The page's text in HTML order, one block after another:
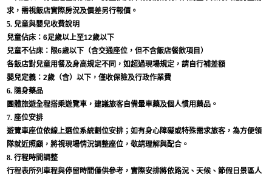
求，需視飯店實際房況及價差另行報價。
5. 兒童與嬰兒收費說明
兒童佔床：6足歲以上至12歲以下
兒童不佔床：限6歲以下（含交通座位，但不含飯店餐飲項目）
各飯店對兒童用餐及身高規定不同，如超過現場規定，請自行補差額
嬰兒定義：2歲（含）以下，僅收保險及行政作業費
6. 隨身藥品
團體旅遊全程搭乘遊覽車，建議旅客自備暈車藥及個人慣用藥品。
7. 座位安排
遊覽車座位依線上選位系統劃位安排；如有身心障礙或特殊需求旅客，為方便領
隊就近照顧，將視現場情況調整座位，敬請理解與配合。
8. 行程時間調整
行程表所列車程與停留時間僅供參考，實際安排將依路況、天候、節假日景區人